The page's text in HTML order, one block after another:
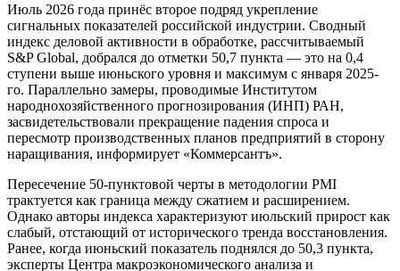
Июль 2026 года принёс второе подряд укрепление
сигнальных показателей российской индустрии. Сводный
индекс деловой активности в обработке, рассчитываемый
S&P Global, добрался до отметки 50,7 пункта — это на 0,4
ступени выше июньского уровня и максимум с января 2025-
го. Параллельно замеры, проводимые Институтом
народнохозяйственного прогнозирования (ИНП) РАН,
засвидетельствовали прекращение падения спроса и
пересмотр производственных планов предприятий в сторону
наращивания, информирует «Коммерсантъ».
Пересечение 50-пунктовой черты в методологии PMI
трактуется как граница между сжатием и расширением.
Однако авторы индекса характеризуют июльский прирост как
слабый, отстающий от исторического тренда восстановления.
Ранее, когда июньский показатель поднялся до 50,3 пункта,
эксперты Центра макроэкономического анализа и